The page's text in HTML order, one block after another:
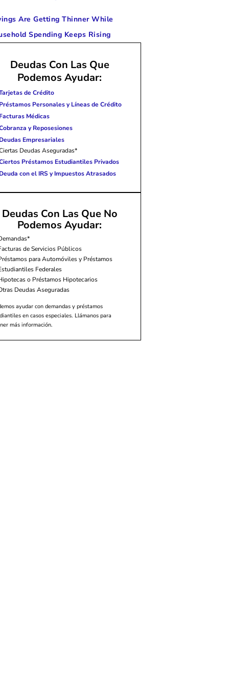
Are Getting Thinner While
Spending Keeps Rising
Deudas Con Las Que
Podemos Ayudar:
de Crédito
Préstamos Personales y Líneas de Crédito
Facturas Médicas
y Reposesiones
Deudas Empresariales
Deudas Aseguradas*
Préstamos Estudiantiles Privados
Deuda con el IRS y Impuestos Atrasados
Deudas Con Las Que No
Podemos Ayudar:
de Servicios Públicos
para Automóviles y Préstamos
Federales
o Préstamos Hipotecarios
Deudas Aseguradas
ayudar con demandas y préstamos
en casos especiales. Llámanos para
más información.